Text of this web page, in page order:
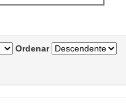
Ordenar